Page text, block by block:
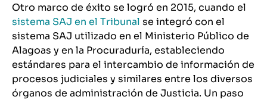
Otro marco de éxito se logró en 2015, cuando el
sistema SAJ en el Tribunal se integró con el
sistema SAJ utilizado en el Ministerio Público de
Alagoas y en la Procuraduría, estableciendo
estándares para el intercambio de información de
procesos judiciales y similares entre los diversos
órganos de administración de Justicia. Un paso